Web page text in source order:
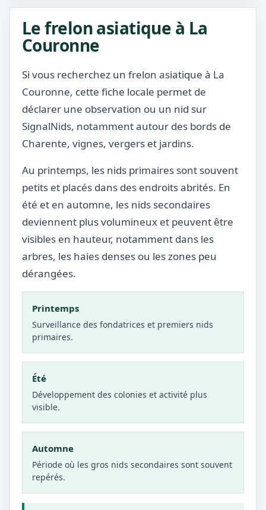
Le frelon asiatique à La
Couronne
Si vous recherchez un frelon asiatique à La
Couronne, cette fiche locale permet de
déclarer une observation ou un nid sur
SignalNids, notamment autour des bords de
Charente, vignes, vergers et jardins.
Au printemps, les nids primaires sont souvent
petits et placés dans des endroits abrités. En
été et en automne, les nids secondaires
deviennent plus volumineux et peuvent être
visibles en hauteur, notamment dans les
arbres, les haies denses ou les zones peu
dérangées.
Printemps
Surveillance des fondatrices et premiers nids
primaires.
Été
Développement des colonies et activité plus
visible.
Automne
Période où les gros nids secondaires sont souvent
repérés.